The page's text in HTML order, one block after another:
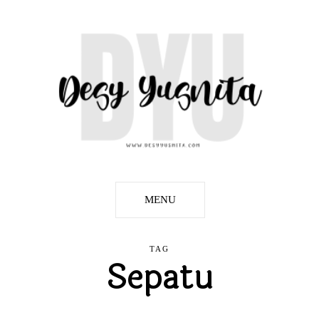
MENU
TAG
Sepatu